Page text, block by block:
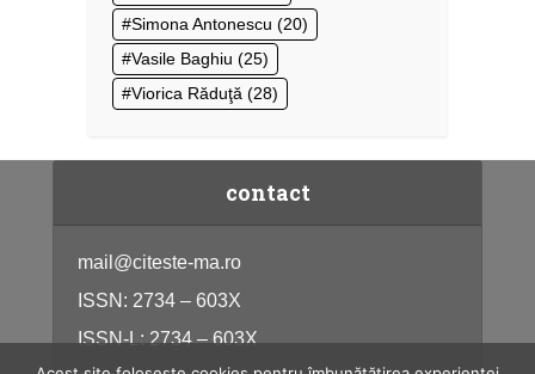
Simona Antonescu (20)
Vasile Baghiu (25)
Viorica Răduţă (28)
contact
mail@citeste-ma.ro
ISSN: 2734 – 603X
ISSN-L: 2734 – 603X